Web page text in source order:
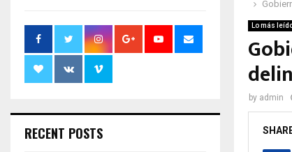
Lo más
by admin
RECENT POSTS